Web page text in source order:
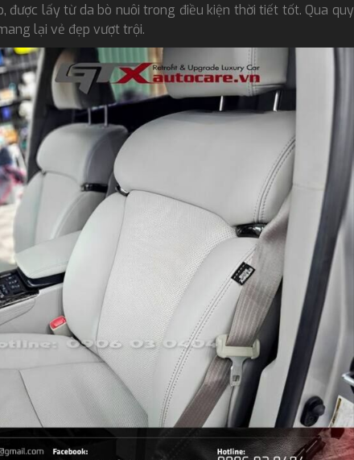
được lấy từ da bò nuôi trong điều kiện thời tiết tốt. Qua quy
lại vẻ đẹp vượt trội.